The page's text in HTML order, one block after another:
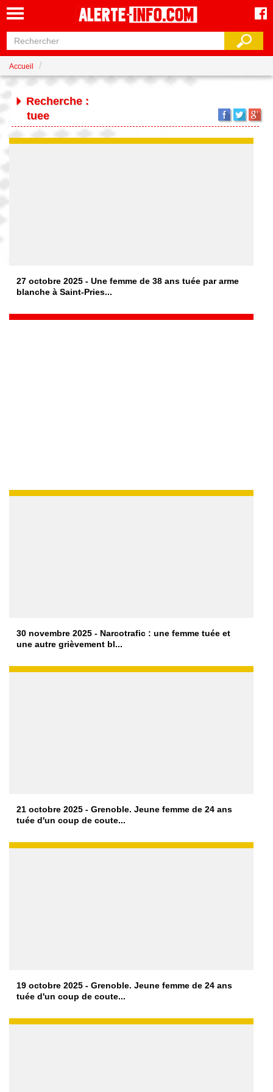
Accueil
Recherche :
tuee
27 octobre 2025 - Une femme de 38 ans tuée par arme
blanche à Saint-Pries...
30 novembre 2025 - Narcotrafic : une femme tuée et
une autre grièvement bl...
21 octobre 2025 - Grenoble. Jeune femme de 24 ans
tuée d'un coup de coute...
19 octobre 2025 - Grenoble. Jeune femme de 24 ans
tuée d'un coup de coute...